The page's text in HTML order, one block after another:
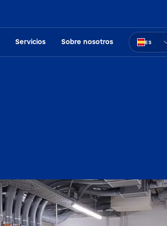
Servicios Sobre nosotros ES